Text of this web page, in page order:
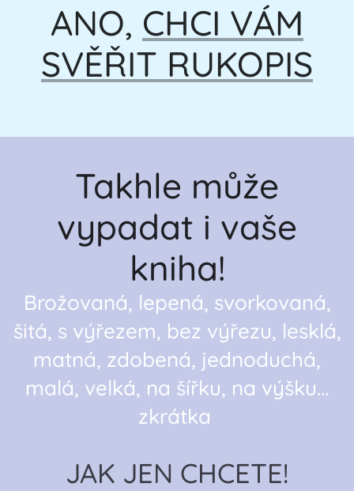
ANO, CHCI VÁM
SVĚŘIT RUKOPIS
Takhle může
vypadat i vaše
kniha!
Brožovaná, lepená, svorkovaná,
šitá, s výřezem, bez výřezu, lesklá,
matná, zdobená, jednoduchá,
malá, velká, na šířku, na výšku...
zkrátka
JAK JEN CHCETE!